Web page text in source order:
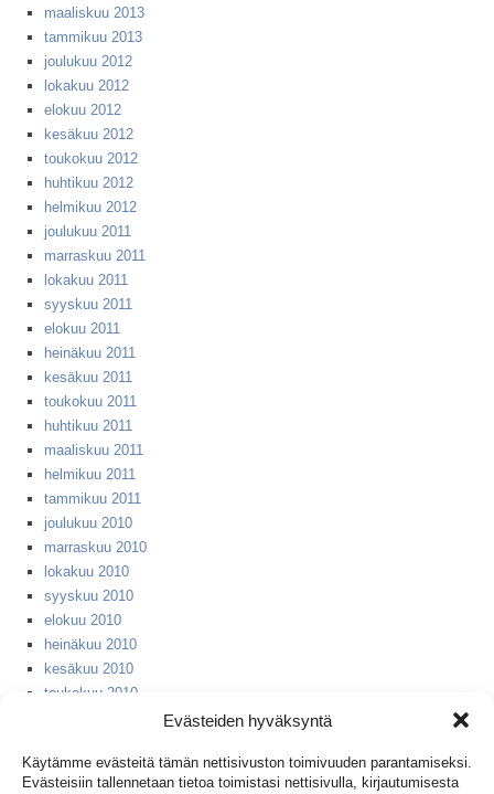
Evästeiden hyväksyntä
Käytämme evästeitä tämän nettisivuston toimivuuden parantamiseksi.
Evästeisiin tallennetaan tietoa toimistasi nettisivulla, kirjautumisesta
maaliskuu 2013
tammikuu 2013
joulukuu 2012
lokakuu 2012
elokuu 2012
kesäkuu 2012
toukokuu 2012
huhtikuu 2012
helmikuu 2012
joulukuu 2011
marraskuu 2011
lokakuu 2011
syyskuu 2011
elokuu 2011
heinäkuu 2011
kesäkuu 2011
toukokuu 2011
huhtikuu 2011
maaliskuu 2011
helmikuu 2011
tammikuu 2011
joulukuu 2010
marraskuu 2010
lokakuu 2010
syyskuu 2010
elokuu 2010
heinäkuu 2010
kesäkuu 2010
toukokuu 2010
huhtikuu 2008
syyskuu 2007